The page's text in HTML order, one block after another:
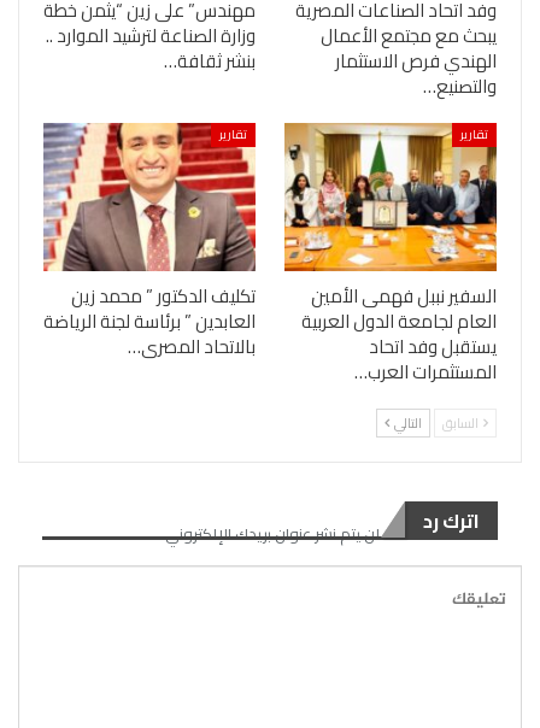
وفد اتحاد الصناعات المصرية
يبحث مع مجتمع الأعمال
الهندي فرص الاستثمار
والتصنيع…
مهندس” على زين “يثمن خطة
وزارة الصناعة لترشيد الموارد ..
بنشر ثقافة…
تقارير
السفير نببل فهمى الأمين
العام لجامعة الدول العربية
يستقبل وفد اتحاد
المستثمرات العرب…
تقارير
تكليف الدكتور ” محمد زين
العابدين ” برئاسة لجنة الرياضة
بالاتحاد المصرى…
السابق التالي
اترك رد لن يتم نشر عنوان بريدك الإلكتروني.